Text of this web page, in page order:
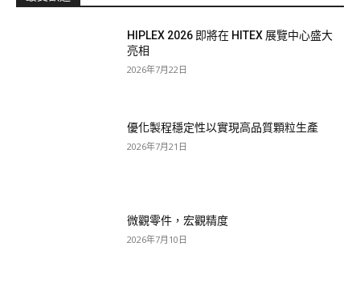
HIPLEX 2026 即將在 HITEX 展覽中心盛大
亮相
2026年7月22日
優化製程穩定性以實現高品質顆粒生產
2026年7月21日
微觀零件，宏觀精度
2026年7月10日